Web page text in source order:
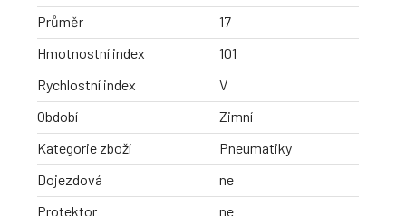
Průměr
17
Hmotnostní index
101
Rychlostní index
V
Období
Zimní
Kategorie zboží
Pneumatiky
Dojezdová
ne
Protektor
ne